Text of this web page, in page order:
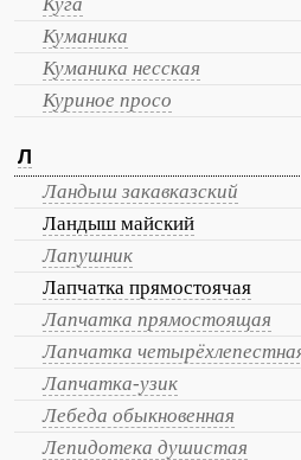
Куманика
Куманика несская
Куриное просо
Л
Ландыш закавказский
Ландыш майский
Лапушник
Лапчатка прямостоячая
Лапчатка прямостоящая
Лапчатка
Лапчатка-узик
Лебеда обыкновенная
Лепидотека душистая